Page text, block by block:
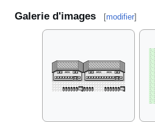
Galerie d'images [modifier]